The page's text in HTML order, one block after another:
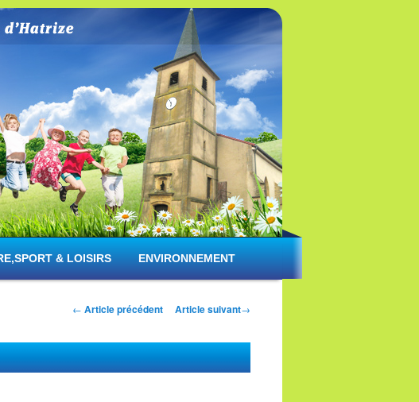
& LOISIRS ENVIRONNEMENT
Navigation des articles
← Article précédent Article suivant→